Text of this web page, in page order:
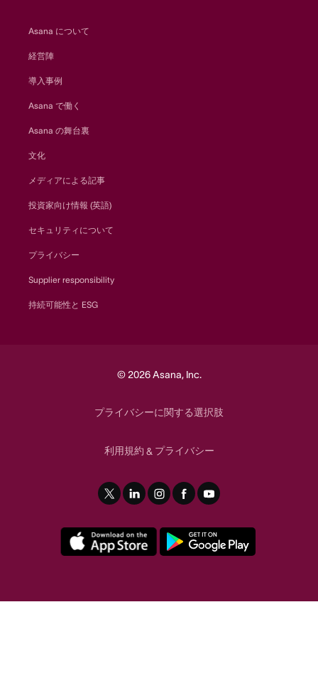
Asana について
経営陣
導入事例
Asana で働く
Asana の舞台裏
文化
メディアによる記事
投資家向け情報 (英語)
セキュリティについて
プライバシー
Supplier responsibility
持続可能性と ESG
© 2026 Asana, Inc.
プライバシーに関する選択肢
利用規約 & プライバシー